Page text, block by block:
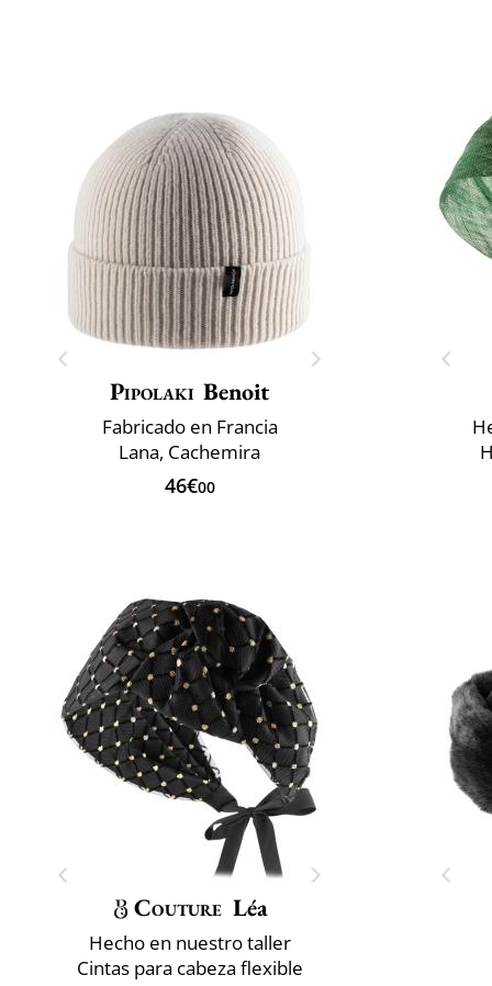
Pipolaki Benoit
Fabricado en Francia
Lana, Cachemira
46€00
Couture Léa
Hecho en nuestro taller
Cintas para cabeza flexible